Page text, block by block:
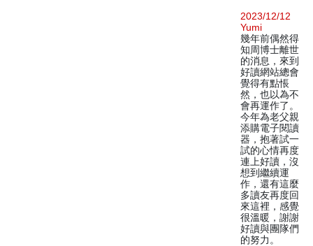
2023/12/12
Yumi
幾年前偶然得
知周博士離世
的消息，來到
好讀網站總會
覺得有點悵
然，也以為不
會再運作了。
今年為老父親
添購電子閱讀
器，抱著試一
試的心情再度
連上好讀，沒
想到繼續運
作，還有這麼
多讀友再度回
來這裡，感覺
很溫暖，謝謝
好讀與團隊們
的努力。